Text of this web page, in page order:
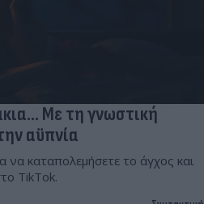
Με τη γνωστική
αϋπνία
να καταπολεμήσετε το άγχος και
TikTok.